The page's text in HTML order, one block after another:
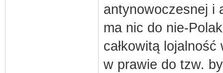
antynowoczesnej i
ma nic do nie-
całkowitą
w prawie do tzw.